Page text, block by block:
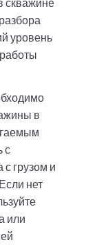
скважине
уровень
в
с
грузом и
нет
или